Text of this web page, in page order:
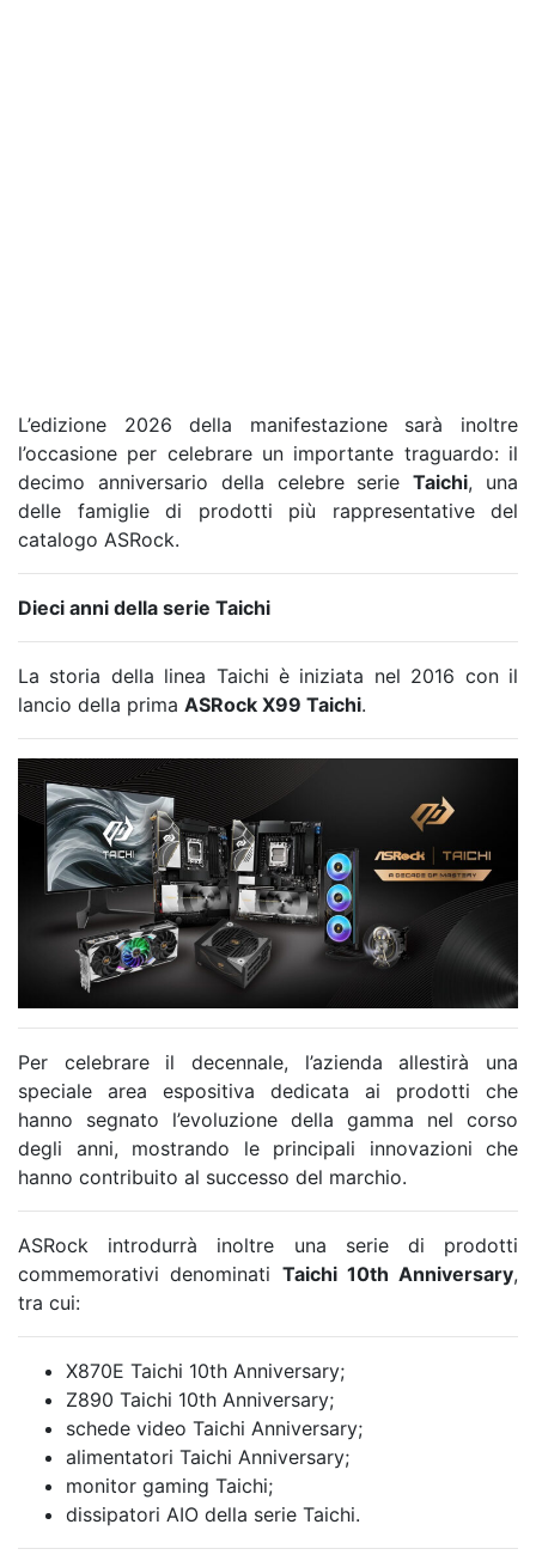
L’edizione 2026 della manifestazione sarà inoltre
l’occasione per celebrare un importante traguardo: il
decimo anniversario della celebre serieTaichi, una
delle famiglie di prodotti più rappresentative del
catalogo ASRock.
Dieci anni della serie Taichi
La storia della linea Taichi è iniziata nel 2016 con il
lancio della prima ASRock X99 Taichi.
Per celebrare il decennale, l’azienda allestirà una
speciale area espositiva dedicata ai prodotti che
hanno segnato l’evoluzione della gamma nel corso
degli anni, mostrando le principali innovazioni che
hanno contribuito al successo del marchio.
ASRock introdurrà inoltre una serie di prodotti
commemorativi denominati Taichi 10th Anniversary,
tra cui:
X870E Taichi 10th Anniversary;
Z890 Taichi 10th Anniversary;
schede video Taichi Anniversary;
alimentatori Taichi Anniversary;
monitor gaming Taichi;
dissipatori AIO della serie Taichi.